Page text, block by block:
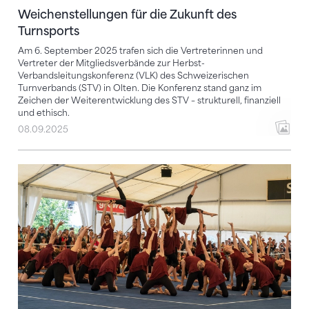
Weichenstellungen für die Zukunft des
Turnsports
Am 6. September 2025 trafen sich die Vertreterinnen und
Vertreter der Mitgliedsverbände zur Herbst-
Verbandsleitungskonferenz (VLK) des Schweizerischen
Turnverbands (STV) in Olten. Die Konferenz stand ganz im
Zeichen der Weiterentwicklung des STV – strukturell, finanziell
und ethisch.
08.09.2025
Das war die Turnfest-Saison 2024